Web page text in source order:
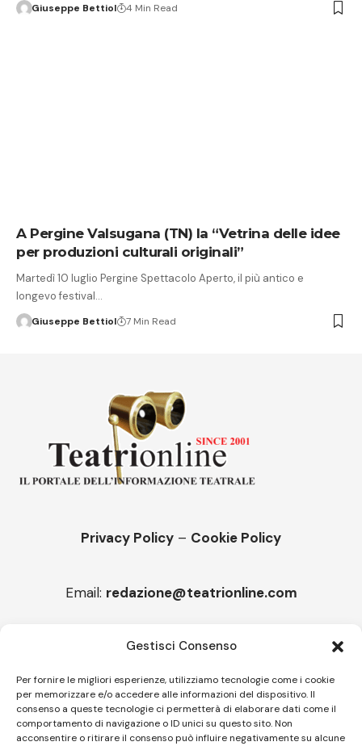
Gestisci Consenso
Per fornire le migliori esperienze, utilizziamo tecnologie come i cookie
per memorizzare e/o accedere alle informazioni del dispositivo. Il
consenso a queste tecnologie ci permetterà di elaborare dati come il
comportamento di navigazione o ID unici su questo sito. Non
acconsentire o ritirare il consenso può influire negativamente su alcune
Giuseppe Bettiol 4 Min Read
A Pergine Valsugana (TN) la “Vetrina delle idee
per produzioni culturali originali”
Martedì 10 luglio Pergine Spettacolo Aperto, il più antico e
longevo festival…
Giuseppe Bettiol 7 Min Read
Privacy Policy – Cookie Policy
Email: redazione@teatrionline.com
“Armonie d’arte” attende Joey Calderazzo